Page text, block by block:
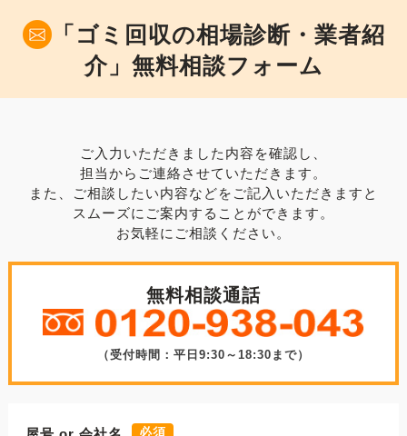
「ゴミ回収の相場診断・業者紹
介」無料相談フォーム
ご入力いただきました内容を確認し、
担当からご連絡させていただきます。
また、ご相談したい内容などをご記入いただきますと
スムーズにご案内することができます。
お気軽にご相談ください。
無料相談通話
（受付時間：平日9:30～18:30まで）
必須